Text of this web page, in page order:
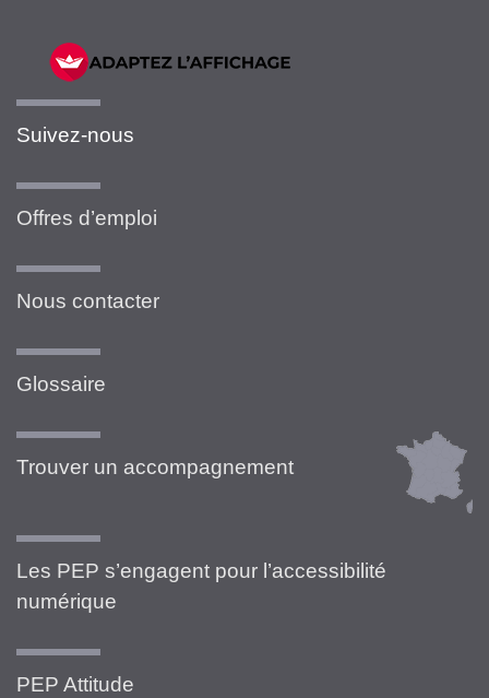
Suivez-nous
Offres d’emploi
Nous contacter
Glossaire
Trouver un accompagnement
Les PEP s’engagent pour l’accessibilité
numérique
PEP Attitude